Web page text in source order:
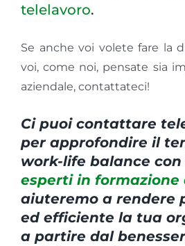
telelavoro.
Se anche voi volete fare la
voi, come noi, pensate sia
aziendale, contattateci!
Ci puoi contattare
per approfondire il
work-life balance
esperti in formazione
aiuteremo a rendere
ed efficiente la tua
a partire dal